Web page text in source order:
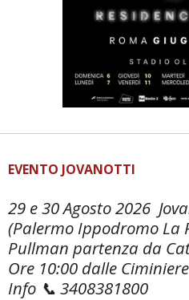
EVENTO JOVANOTTI
29 e 30 Agosto 2026
(Palermo
Pullman partenza da
Ore 10:00 dalle Ciminiere
Info 📞 3408381800